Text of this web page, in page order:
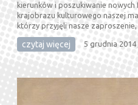
kierunków i poszukiwanie
krajobrazu kulturowego naszej
którzy przyjęli nasze
czytaj więcej 5 grudnia 2014